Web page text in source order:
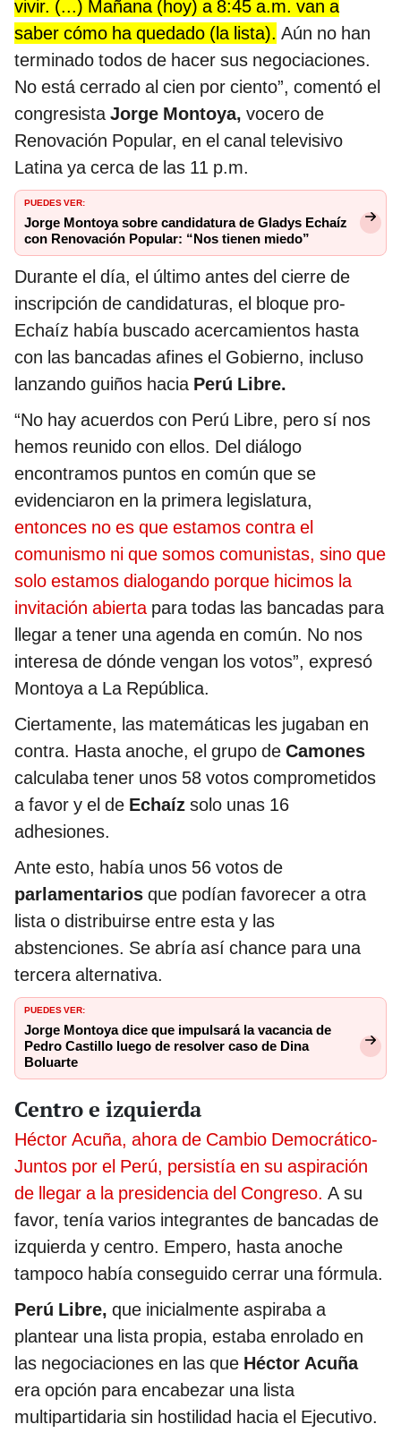
vivir. (...) Mañana (hoy) a 8:45 a.m. van a
saber cómo ha quedado (la lista). Aún no han
terminado todos de hacer sus negociaciones.
No está cerrado al cien por ciento”, comentó el
congresista Jorge Montoya, vocero de
Renovación Popular, en el canal televisivo
Latina ya cerca de las 11 p.m.
PUEDES VER:
Jorge Montoya sobre candidatura de Gladys Echaíz
con Renovación Popular: “Nos tienen miedo”
Durante el día, el último antes del cierre de
inscripción de candidaturas, el bloque pro-
Echaíz había buscado acercamientos hasta
con las bancadas afines el Gobierno, incluso
lanzando guiños hacia Perú Libre.
“No hay acuerdos con Perú Libre, pero sí nos
hemos reunido con ellos. Del diálogo
encontramos puntos en común que se
evidenciaron en la primera legislatura,
entonces no es que estamos contra el
comunismo ni que somos comunistas, sino que
solo estamos dialogando porque hicimos la
invitación abierta para todas las bancadas para
llegar a tener una agenda en común. No nos
interesa de dónde vengan los votos”, expresó
Montoya a La República.
Ciertamente, las matemáticas les jugaban en
contra. Hasta anoche, el grupo de Camones
calculaba tener unos 58 votos comprometidos
a favor y el de Echaíz solo unas 16
adhesiones.
Ante esto, había unos 56 votos de
parlamentarios que podían favorecer a otra
lista o distribuirse entre esta y las
abstenciones. Se abría así chance para una
tercera alternativa.
PUEDES VER:
Jorge Montoya dice que impulsará la vacancia de
Pedro Castillo luego de resolver caso de Dina
Boluarte
Centro e izquierda
Héctor Acuña, ahora de Cambio Democrático-
Juntos por el Perú, persistía en su aspiración
de llegar a la presidencia del Congreso. A su
favor, tenía varios integrantes de bancadas de
izquierda y centro. Empero, hasta anoche
tampoco había conseguido cerrar una fórmula.
Perú Libre, que inicialmente aspiraba a
plantear una lista propia, estaba enrolado en
las negociaciones en las que Héctor Acuña
era opción para encabezar una lista
multipartidaria sin hostilidad hacia el Ejecutivo.